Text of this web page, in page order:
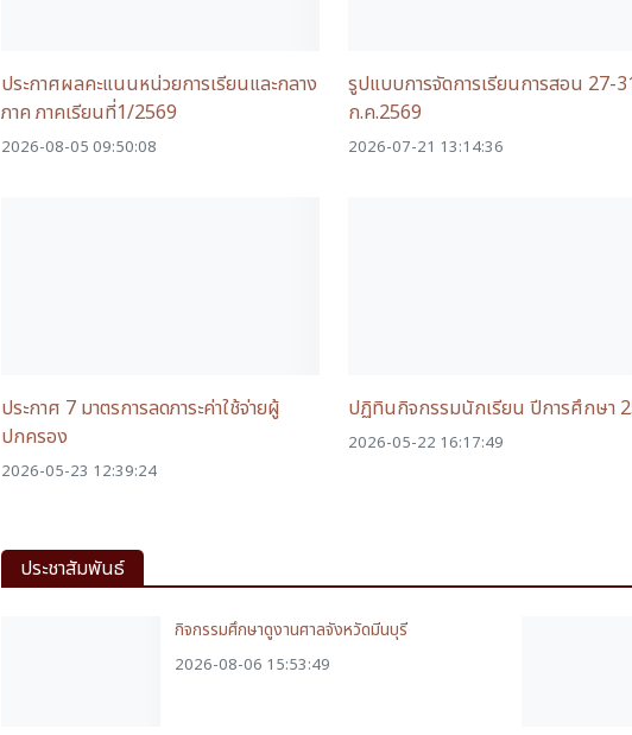
ประกาศผลคะแนนหน่วยการเรียนและกลาง
ภาค ภาคเรียนที่1/2569
2026-08-05 09:50:08
รูปแบบการจัดการเรียนการสอน 27-
ก.ค.2569
2026-07-21 13:14:36
ประกาศ 7 มาตรการลดภาระค่าใช้จ่ายผู้
ปกครอง
2026-05-23 12:39:24
ปฏิทินกิจกรรมนักเรียน ปีการศึกษา
2026-05-22 16:17:49
ประชาสัมพันธ์
กิจกรรมศึกษาดูงานศาลจังหวัดมีนบุรี
2026-08-06 15:53:49